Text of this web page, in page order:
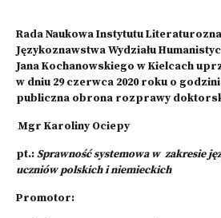
Rada Naukowa Instytutu
Językoznawstwa Wydziału
Jana Kochanowskiego w Kielcach
w dniu 29 czerwca 2020 roku o
publiczna obrona rozprawy
Mgr Karoliny Ociepy
pt.:Sprawność systemowa w zakresie
uczniów polskich i niemieckich
Promotor: